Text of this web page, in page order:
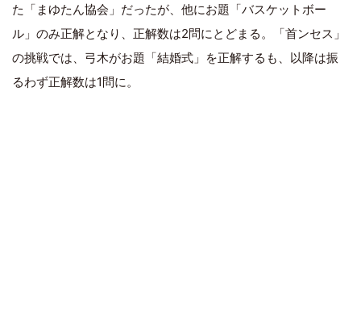
た「まゆたん協会」だったが、他にお題「バスケットボー
ル」のみ正解となり、正解数は2問にとどまる。「首ンセス」
の挑戦では、弓木がお題「結婚式」を正解するも、以降は振
るわず正解数は1問に。